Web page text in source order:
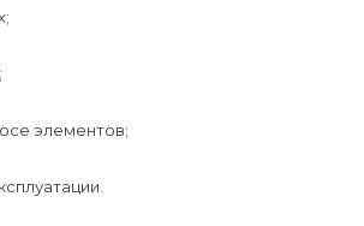
элементов;